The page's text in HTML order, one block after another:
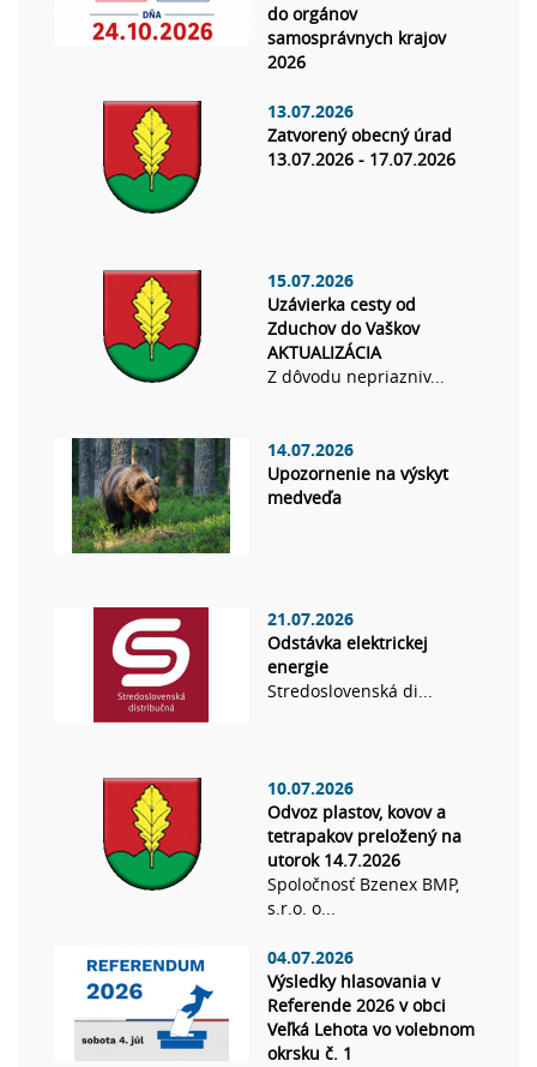
do orgánov
samosprávnych krajov
2026
13.07.2026
Zatvorený obecný úrad
13.07.2026 - 17.07.2026
15.07.2026
Uzávierka cesty od
Zduchov do Vaškov
AKTUALIZÁCIA
Z dôvodu nepriazniv...
14.07.2026
Upozornenie na výskyt
medveďa
21.07.2026
Odstávka elektrickej
energie
Stredoslovenská di...
10.07.2026
Odvoz plastov, kovov a
tetrapakov preložený na
utorok 14.7.2026
Spoločnosť Bzenex BMP,
s.r.o. o...
04.07.2026
Výsledky hlasovania v
Referende 2026 v obci
Veľká Lehota vo volebnom
okrsku č. 1